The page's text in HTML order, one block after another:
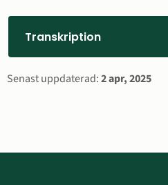
annan
nytt
Transkription
Sidinformation
Senast uppdaterad:2 apr, 2025